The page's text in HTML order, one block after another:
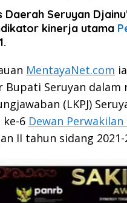
Daerah Seruyan
kinerja utama
MentayaNet.com
Bupati Seruyan
(LKPJ)
6 Dewan Perwakilan
II tahun sidang 2021-